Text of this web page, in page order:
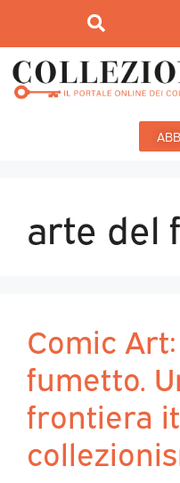
arte del
Comic
fumetto.
frontiera